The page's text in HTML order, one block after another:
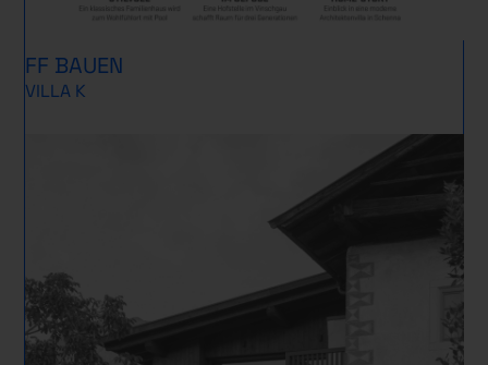
FF BAUEN
VILLA K